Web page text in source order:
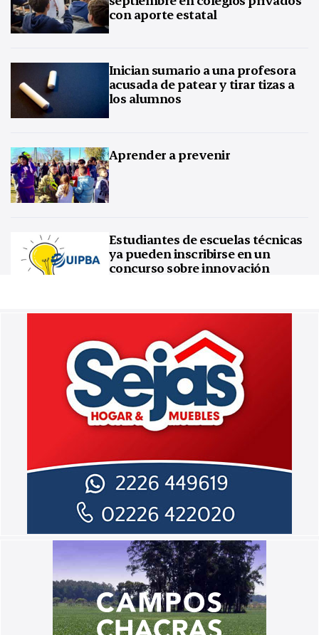
con aporte estatal
Inician sumario a una profesora
acusada de patear y tirar tizas a
los alumnos
Aprender a prevenir
Estudiantes de escuelas técnicas
ya pueden inscribirse en un
concurso sobre innovación